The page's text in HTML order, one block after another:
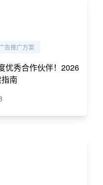
告推广方案
优秀合作伙伴！2026
南